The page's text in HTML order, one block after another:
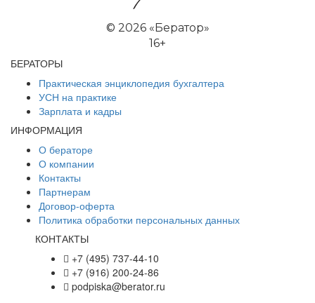
© 2026 «Бератор»
16+
БЕРАТОРЫ
Практическая энциклопедия бухгалтера
УСН на практике
Зарплата и кадры
ИНФОРМАЦИЯ
О бераторе
О компании
Контакты
Партнерам
Договор-оферта
Политика обработки персональных данных
КОНТАКТЫ
+7 (495) 737-44-10
+7 (916) 200-24-86
podpiska@berator.ru